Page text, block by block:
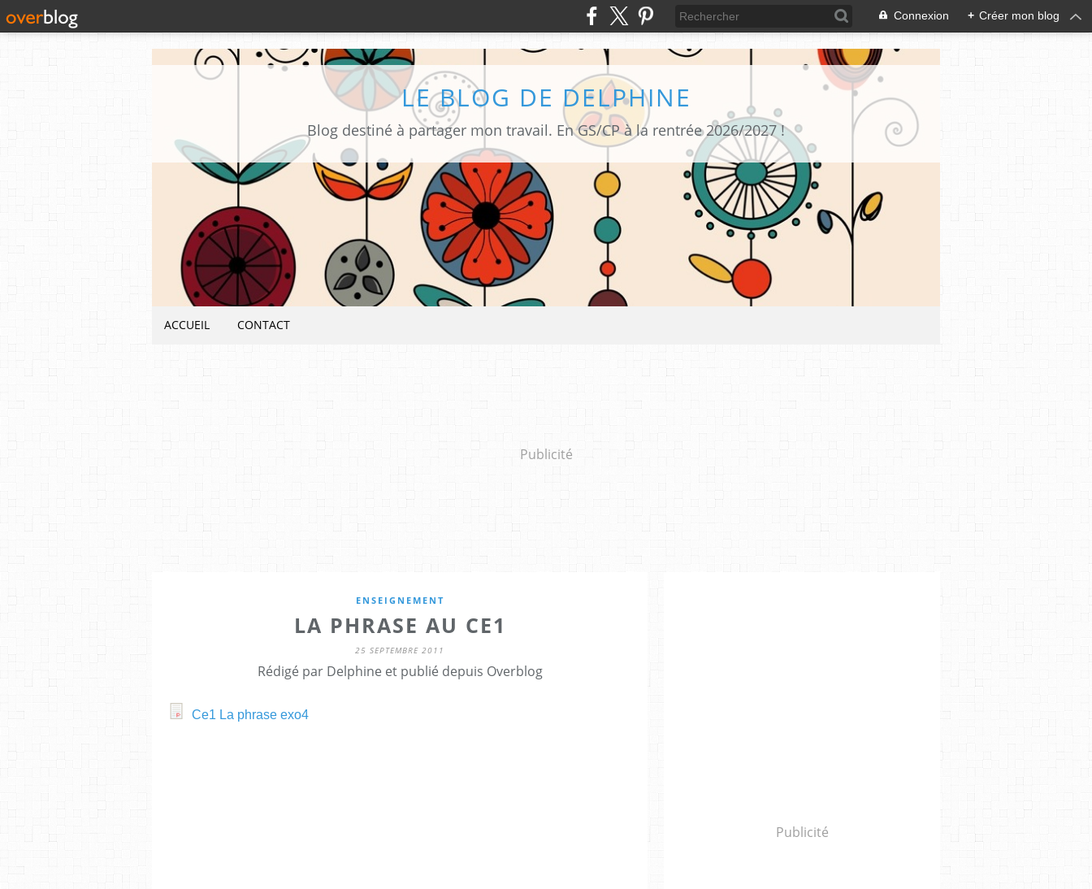
Connexion + Créer mon blog
LE BLOG DE DELPHINE
Blog destiné à partager mon travail. En GS/CP à la rentrée 2026/2027 !
ACCUEIL CONTACT
Publicité
ENSEIGNEMENT
LA PHRASE AU CE1
25 SEPTEMBRE 2011
Rédigé par Delphine et publié depuis Overblog
Ce1 La phrase exo4
Publicité